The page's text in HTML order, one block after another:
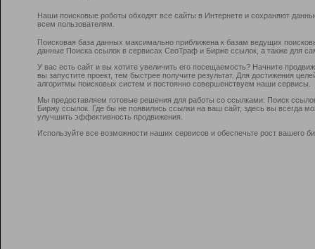
Наши поисковые роботы обходят все сайты в Интернете и сохраняют
всем пользователям.
Поисковая база данных максимально приближена к базам ведущих
данные Поиска ссылок в сервисах СеоТраф и Бирже ссылок, а также для
У вас есть сайт и вы хотите увеличить его посещаемость? Начните
вы запустите проект, тем быстрее получите результат. Для достижения
алгоритмы поисковых систем и постоянно совершенствуем наши сервисы.
Мы предоставляем готовые решения для работы со ссылками: Поиск
Биржу ссылок. Где бы не появились ссылки на ваш сайт, здесь вы всегда
улучшить эффективность продвижения.
Используйте все возможности наших сервисов и обеспечьте рост вашего